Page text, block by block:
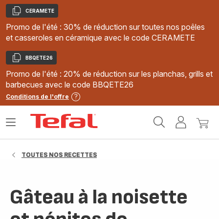
Copier
CERAMETE
Promo de l'été : 30% de réduction sur toutes nos poêles
et casseroles en céramique avec le code CERAMETE
Copier
BBQETE26
Promo de l'été : 20% de réduction sur les planchas, grills et
barbecues avec le code BBQETE26
Conditions de l'offre
MonMon
Ouvrir
TOUTES NOS RECETTES
Gâteau à la noisette